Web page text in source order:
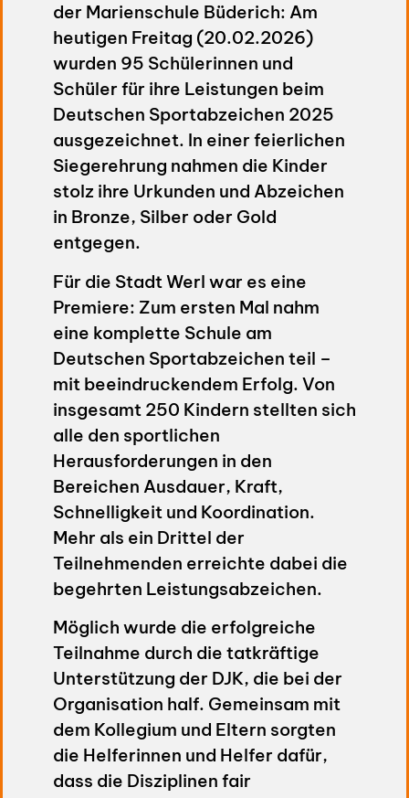
der Marienschule Büderich: Am
heutigen Freitag (20.02.2026)
wurden 95 Schülerinnen und
Schüler für ihre Leistungen beim
Deutschen Sportabzeichen 2025
ausgezeichnet. In einer feierlichen
Siegerehrung nahmen die Kinder
stolz ihre Urkunden und Abzeichen
in Bronze, Silber oder Gold
entgegen.
Für die Stadt Werl war es eine
Premiere: Zum ersten Mal nahm
eine komplette Schule am
Deutschen Sportabzeichen teil –
mit beeindruckendem Erfolg. Von
insgesamt 250 Kindern stellten sich
alle den sportlichen
Herausforderungen in den
Bereichen Ausdauer, Kraft,
Schnelligkeit und Koordination.
Mehr als ein Drittel der
Teilnehmenden erreichte dabei die
begehrten Leistungsabzeichen.
Möglich wurde die erfolgreiche
Teilnahme durch die tatkräftige
Unterstützung der DJK, die bei der
Organisation half. Gemeinsam mit
dem Kollegium und Eltern sorgten
die Helferinnen und Helfer dafür,
dass die Disziplinen fair